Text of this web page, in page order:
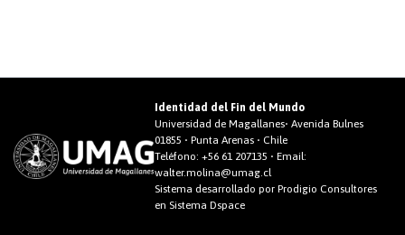
Identidad del Fin del Mundo
Universidad de Magallanes• Avenida Bulnes
01855 • Punta Arenas • Chile
Teléfono:+56 61 207135 • Email:
walter.molina@umag.cl
Sistema desarrollado por Prodigio Consultores
en Sistema Dspace